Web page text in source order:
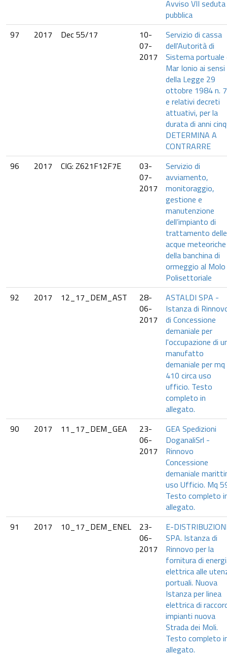
Avviso VII seduta
pubblica
97
2017 Dec 55/17
10-
07-
2017
Servizio di cassa
dell'Autorità di
Sistema portuale
Mar Ionio ai sensi
della Legge 29
ottobre 1984 n.
e relativi decreti
attuativi, per la
durata di anni
DETERMINA A
CONTRARRE
96
2017 CIG: Z621F12F7E
03-
07-
2017
Servizio di
avviamento,
monitoraggio,
gestione e
manutenzione
dell’impianto di
trattamento delle
acque meteoriche
della banchina di
ormeggio al Molo
Polisettoriale
92
2017 12_17_DEM_AST
28-
06-
2017
ASTALDI SPA -
Istanza di
di Concessione
demaniale per
l'occupazione di
manufatto
demaniale per mq
410 circa uso
ufficio. Testo
completo in
allegato.
90
2017 11_17_DEM_GEA
23-
06-
2017
GEA Spedizioni
DoganaliSrl -
Rinnovo
Concessione
demaniale
uso Ufficio. Mq
Testo completo
allegato.
91
2017 10_17_DEM_ENEL
23-
06-
2017
E-
SPA. Istanza di
Rinnovo per la
fornitura di
elettrica alle
portuali. Nuova
Istanza per linea
elettrica di
impianti nuova
Strada dei Moli.
Testo completo
allegato.